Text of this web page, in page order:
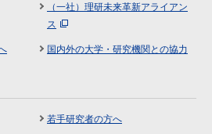
（一社）理研未来革新アライアン
ス
国内外の大学・研究機関との協力
若手研究者の方へ